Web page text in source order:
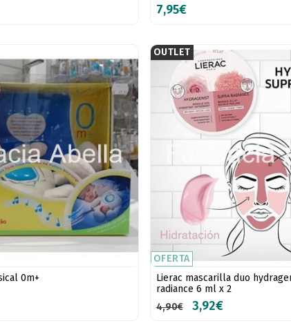
7,95€
0m+
OFERTA
OUTLET
Lierac mascarilla duo
radiance 6 ml x 2
4,90€
3,92€